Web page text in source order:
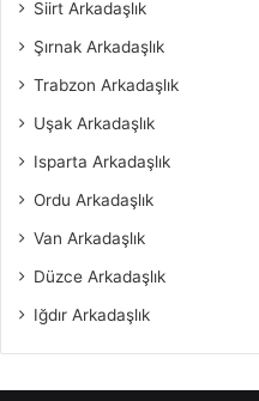
Siirt Arkadaşlık
Şırnak Arkadaşlık
Trabzon Arkadaşlık
Uşak Arkadaşlık
Isparta Arkadaşlık
Ordu Arkadaşlık
Van Arkadaşlık
Düzce Arkadaşlık
Iğdır Arkadaşlık